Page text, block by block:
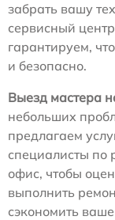
забрать вашу
сервисный
гарантируем,
и безопасно.
Выезд мастера
небольших
предлагаем
специалисты по
офис, чтобы
выполнить
сэкономить